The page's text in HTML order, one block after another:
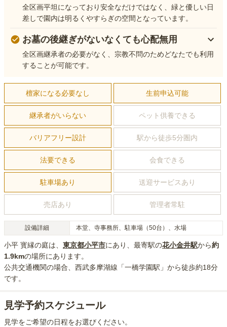
全区画平坦になっており安全なだけではなく、緑と優しい日
差しで園内は明るくやすらぎの空間となっています。
お墓の後継ぎがないなくても心配無用
全区画継承者の必要がなく、宗教不問のためどなたでも利用
することが可能です。
檀家になる必要なし 生前申込可能
継承者がいらない ペット供養できる
バリアフリー設計 駅から徒歩5分圏内
法要できる 会食できる
駐車場あり 送迎サービスあり
売店あり 管理者常駐
設備詳細 本堂、寺事務所、駐車場（50台）、水場
小平 寳縁の庭は、 東京都小平市にあり 、最寄駅の花小金井駅から約
1.9kmの場所にあり ます。
公共交通機関の場合、西武多摩湖線「一橋学園駅」から徒歩約18分
です。
見学予約スケジュール
見学をご希望の日程をお選びください。